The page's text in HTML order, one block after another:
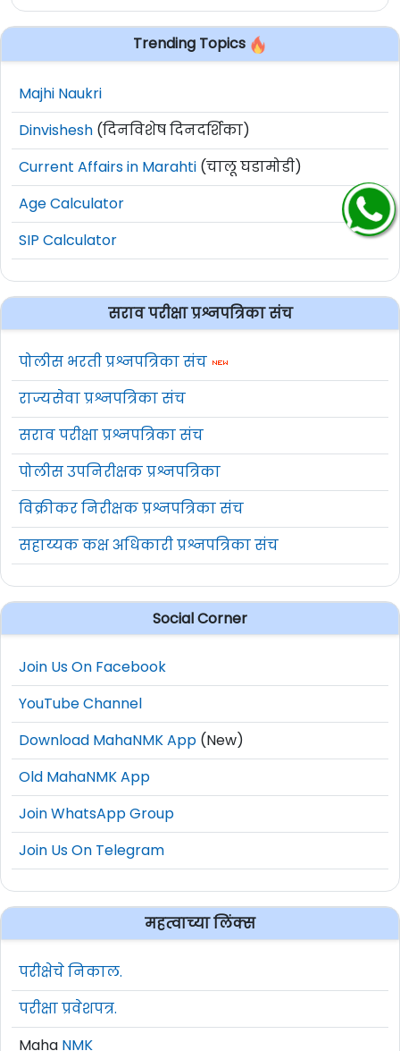
Trending Topics
Majhi Naukri
Dinvishesh (दिनविशेष दिनदर्शिका)
Current Affairs in Marahti (चालू घडामोडी)
Age Calculator
SIP Calculator
सराव परीक्षा प्रश्नपत्रिका संच
पोलीस भरती प्रश्नपत्रिका संच
राज्यसेवा प्रश्नपत्रिका संच
सराव परीक्षा प्रश्नपत्रिका संच
पोलीस उपनिरीक्षक प्रश्नपत्रिका
विक्रीकर निरीक्षक प्रश्नपत्रिका संच
सहाय्यक कक्ष अधिकारी प्रश्नपत्रिका संच
Social Corner
Join Us On Facebook
YouTube Channel
Download MahaNMK App (New)
Old MahaNMK App
Join WhatsApp Group
Join Us On Telegram
महत्वाच्या लिंक्स
परीक्षेचे निकाल.
परीक्षा प्रवेशपत्र.
Maha NMK